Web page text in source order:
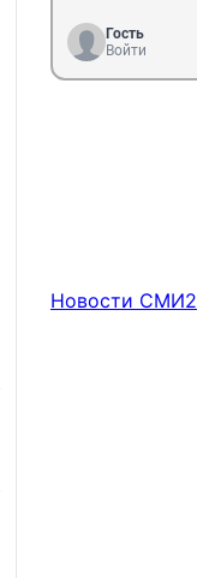
Гость
Войти
Новости СМИ2